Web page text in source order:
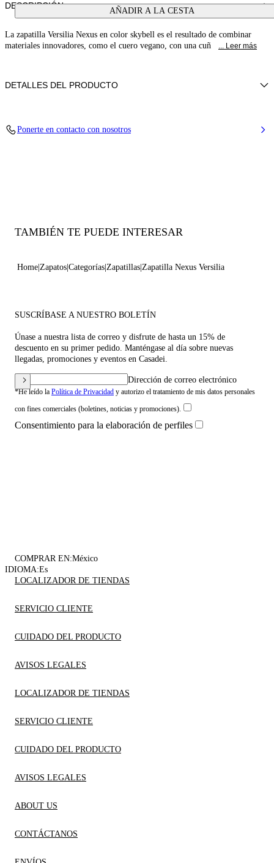
AÑADIR A LA CESTA
DESCRIPCIÓN
La zapatilla Versilia Nexus en color skybell es el resultado de combinar
materiales innovadores, como el cuero vegano, con una cuñ
... Leer más
DETALLES DEL PRODUCTO
Ponerte en contacto con nosotros
TAMBIÉN TE PUEDE INTERESAR
Home Zapatos Categorías Zapatillas Zapatilla Nexus Versilia
SUSCRÍBASE A NUESTRO BOLETÍN
Únase a nuestra lista de correo y disfrute de hasta un 15% de
descuento en su primer pedido. Manténgase al día sobre nuevas
llegadas, promociones y eventos en Casadei.
Dirección de correo electrónico
*He leído la Política de Privacidad y autorizo el tratamiento de mis datos personales
con fines comerciales (boletines, noticias y promociones).
Consentimiento para la elaboración de perfiles
COMPRAR EN:México
IDIOMA:Es
LOCALIZADOR DE TIENDAS
SERVICIO CLIENTE
CUIDADO DEL PRODUCTO
AVISOS LEGALES
LOCALIZADOR DE TIENDAS
SERVICIO CLIENTE
CUIDADO DEL PRODUCTO
AVISOS LEGALES
ABOUT US
CONTÁCTANOS